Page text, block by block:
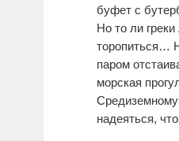
буфет с
Но то ли
торопиться…
паром
морская
надеяться,